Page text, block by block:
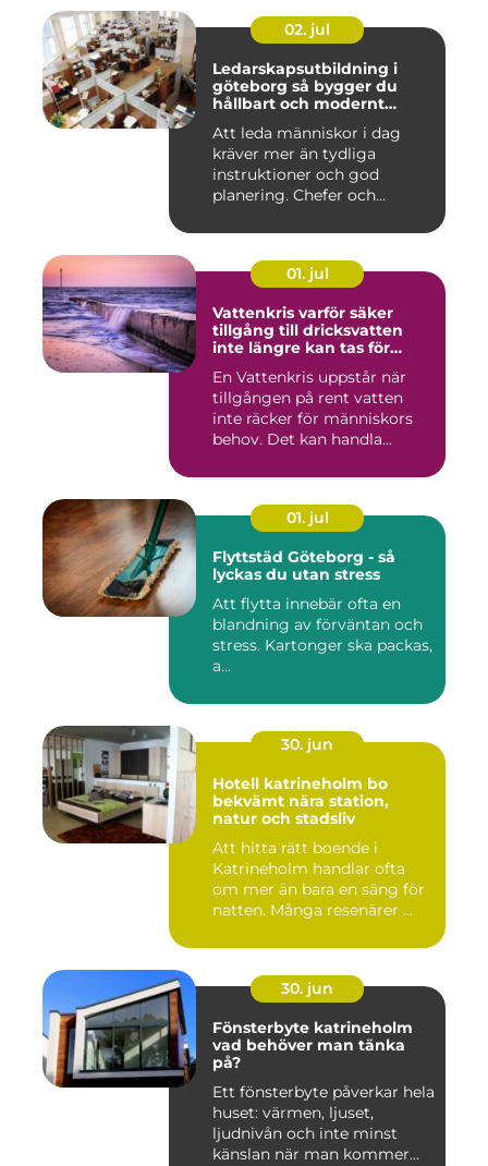
02. jul
Ledarskapsutbildning i
göteborg så bygger du
hållbart och modernt
Att leda människor i dag
kräver mer än tydliga
instruktioner och god
planering. Chefer och
01. jul
Vattenkris varför säker
tillgång till dricksvatten
inte längre kan tas för
En Vattenkris uppstår när
tillgången på rent vatten
inte räcker för människors
behov. Det kan handla...
01. jul
Flyttstäd Göteborg - så
lyckas du utan stress
Att flytta innebär ofta en
blandning av förväntan och
stress. Kartonger ska packas,
a...
30. jun
Hotell katrineholm bo
bekvämt nära station,
natur och stadsliv
Att hitta rätt boende i
Katrineholm handlar ofta
om mer än bara en säng för
natten. Många resenärer ...
30. jun
Fönsterbyte katrineholm
vad behöver man tänka
på?
Ett fönsterbyte påverkar hela
huset: värmen, ljuset,
ljudnivån och inte minst
känslan när man kommer...